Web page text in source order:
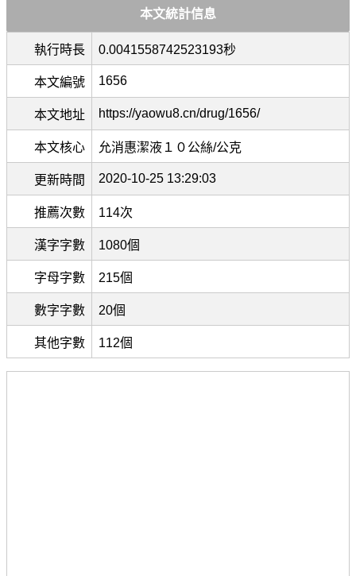
本文統計信息
執行時長 0.0041558742523193秒
本文編號 1656
本文地址 https://yaowu8.cn/drug/1656/
本文核心 允消惠潔液１０公絲/公克
更新時間 2020-10-25 13:29:03
推薦次數 114次
漢字字數 1080個
字母字數 215個
數字字數 20個
其他字數 112個